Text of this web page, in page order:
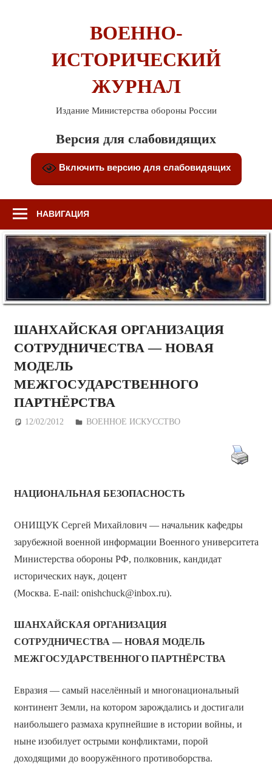
ВОЕННО-
ИСТОРИЧЕСКИЙ
ЖУРНАЛ
Издание Министерства обороны России
Версия для слабовидящих
Включить версию для слабовидящих
НАВИГАЦИЯ
ШАНХАЙСКАЯ ОРГАНИЗАЦИЯ
СОТРУДНИЧЕСТВА — НОВАЯ
МОДЕЛЬ
МЕЖГОСУДАРСТВЕННОГО
ПАРТНЁРСТВА
12/02/2012 Дежурный по Редакции
ВОЕННОЕ ИСКУССТВО
НАЦИОНАЛЬНАЯ БЕЗОПАСНОСТЬ
ОНИЩУК Сергей Михайлович — начальник кафедры
зарубежной военной информации Военного университета
Министерства обороны РФ, полковник, кандидат
исторических наук, доцент
(Москва. E-nail: onishchuck@inbox.ru).
ШАНХАЙСКАЯ ОРГАНИЗАЦИЯ
СОТРУДНИЧЕСТВА — НОВАЯ МОДЕЛЬ
МЕЖГОСУДАРСТВЕННОГО ПАРТНЁРСТВА
Евразия — самый населённый и многонациональный
континент Земли, на котором зарождались и достигали
наибольшего размаха крупнейшие в истории войны, и
ныне изобилует острыми конфликтами, порой
доходящими до вооружённого противоборства.